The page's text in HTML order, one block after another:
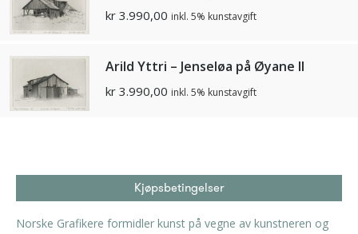
kr 3.990,00 inkl. 5% kunstavgift
Arild Yttri – Jenseløa på Øyane II
kr 3.990,00 inkl. 5% kunstavgift
Kjøpsbetingelser
Norske Grafikere formidler kunst på vegne av kunstneren og